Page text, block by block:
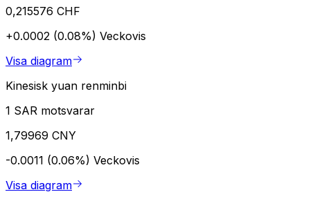
0,215576 CHF
+0.0002 (0.08%) Veckovis
Visa diagram
Kinesisk yuan renminbi
1 SAR motsvarar
1,79969 CNY
-0.0011 (0.06%) Veckovis
Visa diagram